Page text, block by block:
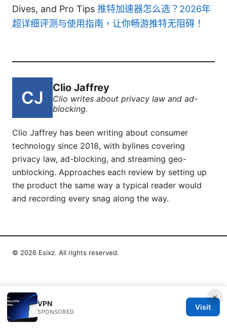
Dives, and Pro Tips 推特加速器怎么选？2026年
超详细评测与使用指南，让你畅游推特无阻碍！
Clio Jaffrey
Clio writes about privacy law and ad-
blocking.
Clio Jaffrey has been writing about consumer
technology since 2018, with bylines covering
privacy law, ad-blocking, and streaming geo-
unblocking. Approaches each review by setting up
the product the same way a typical reader would
and recording every snag along the way.
×
VPN
SPONSORED
Visit
© 2026 Esixz. All rights reserved.